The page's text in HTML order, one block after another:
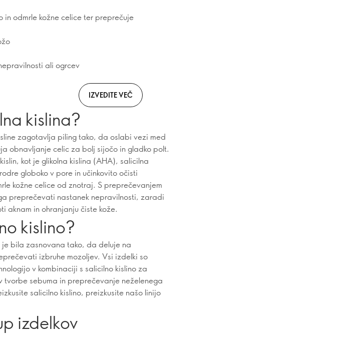
odmrle kožne celice ter preprečuje
ali ogrcev
IZVEDITE VEČ
kislina?
zagotavlja piling tako, da oslabi vezi med
obnavljanje celic za bolj sijočo in gladko polt.
kot je glikolna kislina (AHA), salicilna
globoko v pore in učinkovito očisti
kožne celice od znotraj. S preprečevanjem
preprečevati nastanek nepravilnosti, zaradi
aknam in ohranjanju čiste kože.
kislino?
bila zasnovana tako, da deluje na
izbruhe mozoljev. Vsi izdelki so
v kombinaciji s salicilno kislino za
tvorbe sebuma in preprečevanje neželenega
salicilno kislino, preizkusite našo linijo
izdelkov